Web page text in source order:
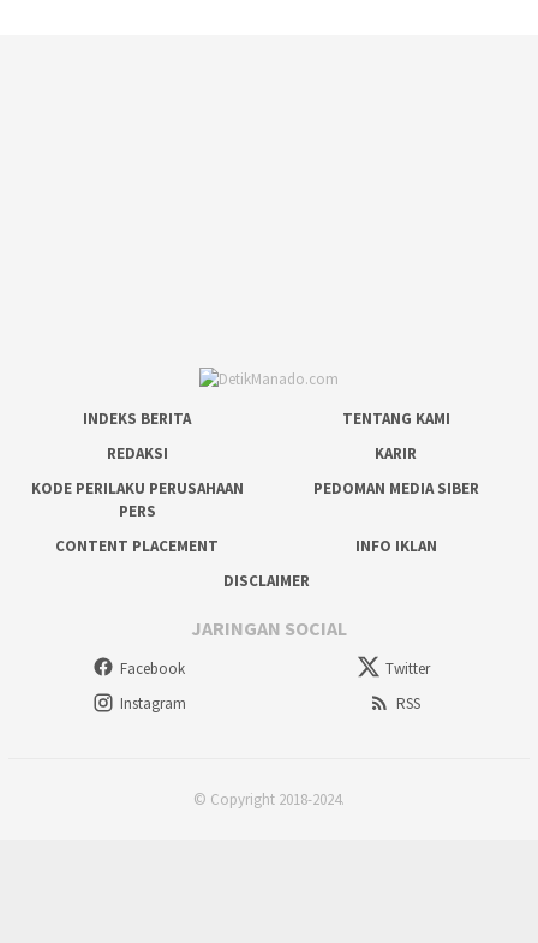
INDEKS BERITA
TENTANG KAMI
REDAKSI
KARIR
KODE PERILAKU PERUSAHAAN
PERS
PEDOMAN MEDIA SIBER
CONTENT PLACEMENT
INFO IKLAN
DISCLAIMER
JARINGAN SOCIAL
Facebook
Twitter
Instagram
RSS
© Copyright 2018-2024.